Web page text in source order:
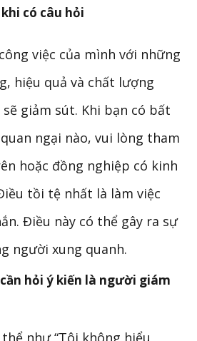
có câu hỏi
việc của mình với những
hiệu quả và chất lượng
giảm sút. Khi bạn có bất
ngại nào, vui lòng tham
hoặc đồng nghiệp có kinh
tồi tệ nhất là làm việc
Điều này có thể gây ra sự
người xung quanh.
hỏi ý kiến ​​là người giám
như “Tôi không hiểu